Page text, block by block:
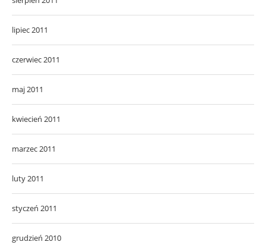
lipiec 2011
czerwiec 2011
maj 2011
kwiecień 2011
marzec 2011
luty 2011
styczeń 2011
grudzień 2010